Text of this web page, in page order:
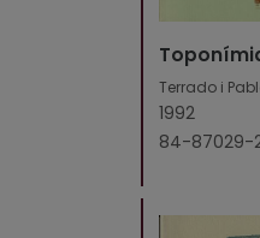
Terrado i
1992
84-87029-